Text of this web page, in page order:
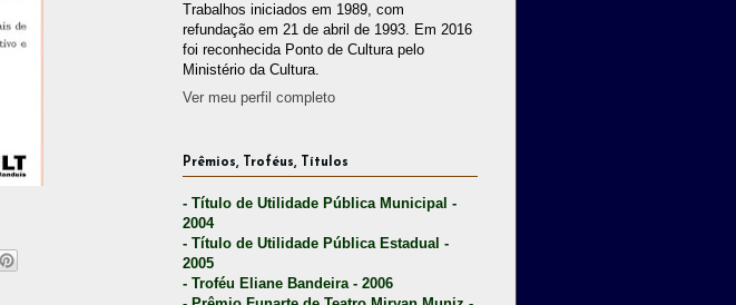
Trabalhos iniciados em 1989, com
refundação em 21 de abril de 1993. Em 2016
foi reconhecida Ponto de Cultura pelo
Ministério da Cultura.
Ver meu perfil completo
Prêmios, Troféus, Títulos
- Título de Utilidade Pública Municipal -
2004
- Título de Utilidade Pública Estadual -
2005
- Troféu Eliane Bandeira - 2006